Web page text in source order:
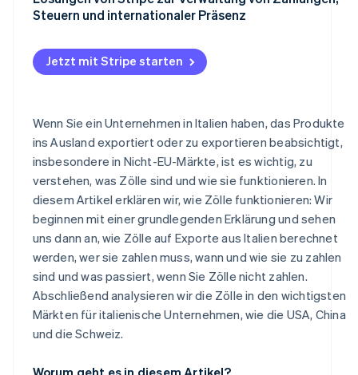
Schweiz: Ein Nachbarmarkt mit eigenen Regeln
Steuern und internationaler Präsenz
Jetzt mit Stripe starten
Wenn Sie ein Unternehmen in Italien haben, das Produkte
ins Ausland exportiert oder zu exportieren beabsichtigt,
insbesondere in Nicht-EU-Märkte, ist es wichtig, zu
verstehen, was Zölle sind und wie sie funktionieren. In
diesem Artikel erklären wir, wie Zölle funktionieren: Wir
beginnen mit einer grundlegenden Erklärung und sehen
uns dann an, wie Zölle auf Exporte aus Italien berechnet
werden, wer sie zahlen muss, wann und wie sie zu zahlen
sind und was passiert, wenn Sie Zölle nicht zahlen.
Abschließend analysieren wir die Zölle in den wichtigsten
Märkten für italienische Unternehmen, wie die USA, China
und die Schweiz.
Worum geht es in diesem Artikel?